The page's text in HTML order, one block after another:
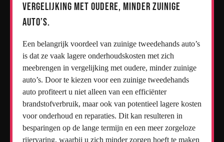
vergelijking met oudere, minder zuinige
auto’s.
Een belangrijk voordeel van zuinige tweedehands auto’s
is dat ze vaak lagere onderhoudskosten met zich
meebrengen in vergelijking met oudere, minder zuinige
auto’s. Door te kiezen voor een zuinige tweedehands
auto profiteert u niet alleen van een efficiënter
brandstofverbruik, maar ook van potentieel lagere kosten
voor onderhoud en reparaties. Dit kan resulteren in
besparingen op de lange termijn en een meer zorgeloze
rijervaring, waarbij u zich minder zorgen hoeft te maken